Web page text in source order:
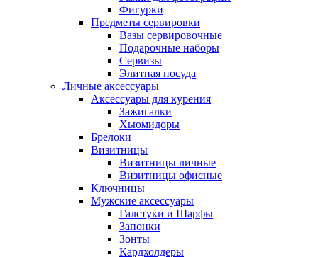
Фигурки
Предметы сервировки
Вазы сервировочные
Подарочные наборы
Сервизы
Элитная посуда
Личные аксессуары
Аксессуары для курения
Зажигалки
Хьюмидоры
Брелоки
Визитницы
Визитницы личные
Визитницы офисные
Ключницы
Мужские аксессуары
Галстуки и Шарфы
Запонки
Зонты
Кардхолдеры